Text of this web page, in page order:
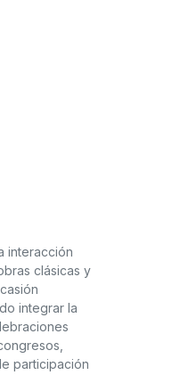
interacción
clásicas y
integrar la
participación